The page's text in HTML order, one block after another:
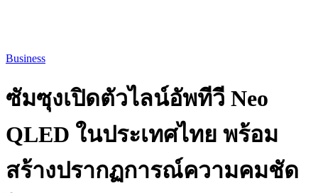
Business
ซัมซุงเปิดตัวไลน์อัพทีวี Neo
QLED ในประเทศไทย พร้อม
สร้างปรากฏการณ์ความคมชัด